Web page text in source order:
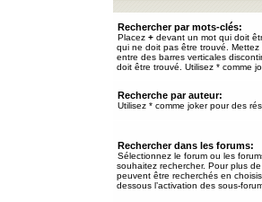
Rechercher par mots-clés:
Placez + devant un mot qui doit
qui ne doit pas être trouvé.
entre des barres verticales
doit être trouvé. Utilisez * comme
Recherche par auteur:
Utilisez * comme joker pour des
Rechercher dans les forums:
Sélectionnez le forum ou les
souhaitez rechercher. Pour plus
peuvent être recherchés en
dessous l’activation des sous-